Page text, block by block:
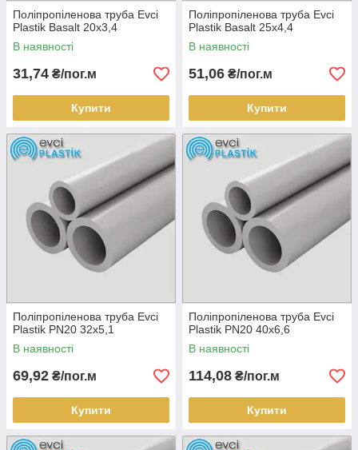
Поліпропіленова труба Evci
Plastik Basalt 20х3,4
В наявності
31,74 ₴/пог.м
Купити
Поліпропіленова труба Evci
Plastik Basalt 25х4,4
В наявності
51,06 ₴/пог.м
Купити
Поліпропіленова труба Evci
Plastik PN20 32х5,1
В наявності
69,92 ₴/пог.м
Купити
Поліпропіленова труба Evci
Plastik PN20 40х6,6
В наявності
114,08 ₴/пог.м
Купити